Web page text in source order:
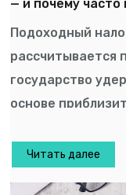
— и почему
Подоходный
рассчитывается
государство
основе
Читать далее